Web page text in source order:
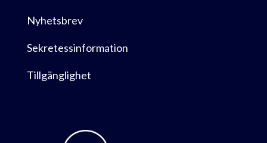
Nyhetsbrev
Sekretessinformation
Tillgänglighet